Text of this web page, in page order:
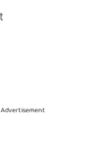
Advertisement